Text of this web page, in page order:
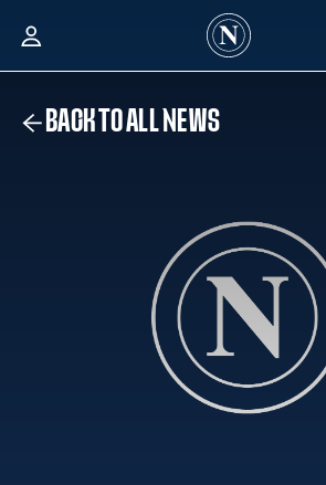
BACK TO ALL NEWS